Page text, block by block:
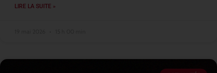
LIRE LA SUITE »